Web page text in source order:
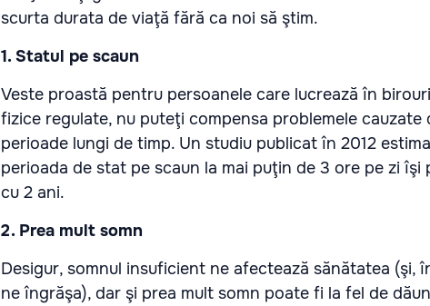
scurta durata de viaţă fără ca noi să ştim.
1. Statul pe scaun
Veste proastă pentru persoanele care lucrează în
fizice regulate, nu puteţi compensa problemele
perioade lungi de timp. Un studiu publicat în 2012
perioada de stat pe scaun la mai puţin de 3 ore pe zi
cu 2 ani.
2. Prea mult somn
Desigur, somnul insuficient ne afectează sănătatea (şi,
ne îngrăşa), dar şi prea mult somn poate fi la fel de